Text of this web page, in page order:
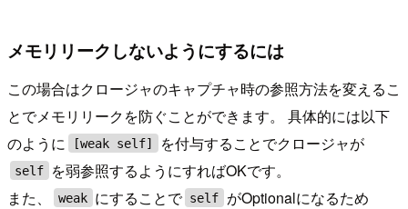
メモリリークしないようにするには
この場合はクロージャのキャプチャ時の参照方法を変えるこ
とでメモリリークを防ぐことができます。 具体的には以下
のように
[weak self] を付与することでクロージャが
self
を弱参照するようにすればOKです。
また、
weak にすることで self がOptionalになるため